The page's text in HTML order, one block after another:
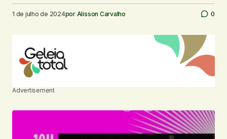
1 de julho de 2024por Alisson Carvalho 0
Advertisement